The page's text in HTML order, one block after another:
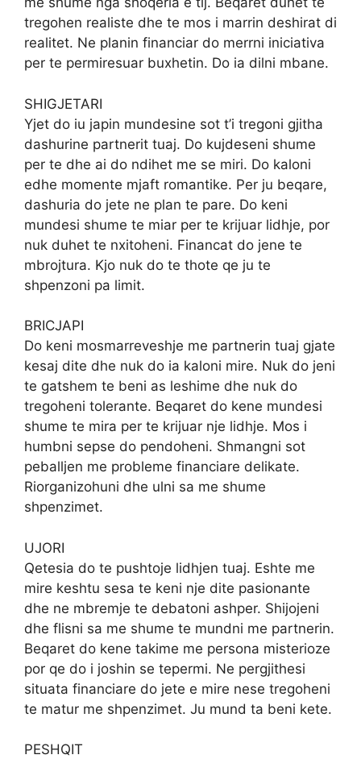
tregohen realiste dhe te mos i marrin deshirat di
realitet. Ne planin financiar do merrni iniciativa
per te permiresuar buxhetin. Do ia dilni mbane.
SHIGJETARI
Yjet do iu japin mundesine sot t’i tregoni gjitha
dashurine partnerit tuaj. Do kujdeseni shume
per te dhe ai do ndihet me se miri. Do kaloni
edhe momente mjaft romantike. Per ju beqare,
dashuria do jete ne plan te pare. Do keni
mundesi shume te miar per te krijuar lidhje, por
nuk duhet te nxitoheni. Financat do jene te
mbrojtura. Kjo nuk do te thote qe ju te
shpenzoni pa limit.
BRICJAPI
Do keni mosmarreveshje me partnerin tuaj gjate
kesaj dite dhe nuk do ia kaloni mire. Nuk do jeni
te gatshem te beni as leshime dhe nuk do
tregoheni tolerante. Beqaret do kene mundesi
shume te mira per te krijuar nje lidhje. Mos i
humbni sepse do pendoheni. Shmangni sot
peballjen me probleme financiare delikate.
Riorganizohuni dhe ulni sa me shume
shpenzimet.
UJORI
Qetesia do te pushtoje lidhjen tuaj. Eshte me
mire keshtu sesa te keni nje dite pasionante
dhe ne mbremje te debatoni ashper. Shijojeni
dhe flisni sa me shume te mundni me partnerin.
Beqaret do kene takime me persona misterioze
por qe do i joshin se tepermi. Ne pergjithesi
situata financiare do jete e mire nese tregoheni
te matur me shpenzimet. Ju mund ta beni kete.
PESHQIT